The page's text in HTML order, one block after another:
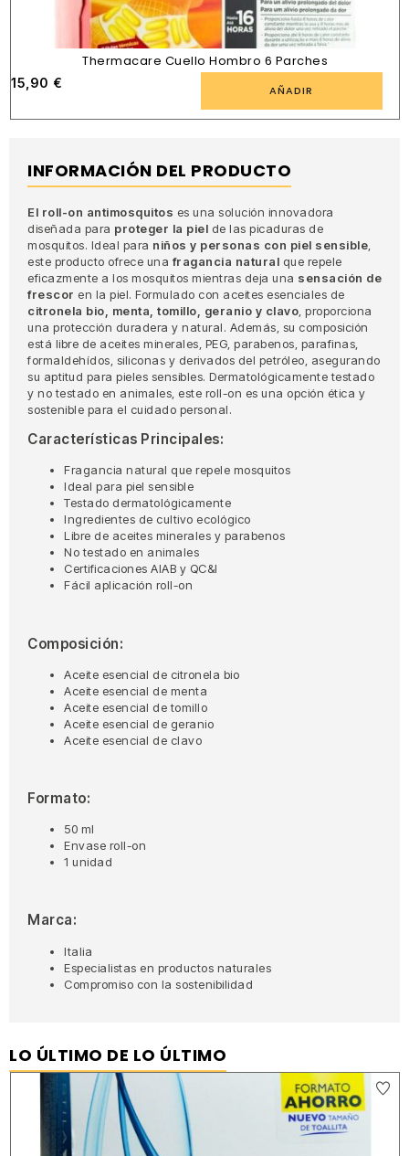
Thermacare Cuello Hombro 6 Parches
15,90 € AÑADIR
INFORMACIÓN DEL PRODUCTO
El roll-on antimosquitos es una solución innovadora
diseñada para proteger la piel de las picaduras de
mosquitos. Ideal para niños y personas con piel sensible
este producto ofrece una fragancia natural que repele
eficazmente a los mosquitos mientras deja una sensación de
frescor en la piel. Formulado con aceites esenciales de
citronela bio, menta, tomillo, geranio y clavo , proporciona
una protección duradera y natural. Además, su composición
está libre de aceites minerales, PEG, parabenos, parafinas,
formaldehídos, siliconas y derivados del petróleo, asegurando
su aptitud para pieles sensibles. Dermatológicamente testado
y no testado en animales, este roll-on es una opción ética y
sostenible para el cuidado personal.
Características Principales:
Fragancia natural que repele mosquitos
Ideal para piel sensible
Testado dermatológicamente
Ingredientes de cultivo ecológico
Libre de aceites minerales y parabenos
No testado en animales
Certificaciones AIAB y QC&I
Fácil aplicación roll-on
Composición:
Aceite esencial de citronela bio
Aceite esencial de menta
Aceite esencial de tomillo
Aceite esencial de geranio
Aceite esencial de clavo
Formato:
50 ml
Envase roll-on
1 unidad
Marca:
Italia
Especialistas en productos naturales
Compromiso con la sostenibilidad
LO ÚLTIMO DE LO ÚLTIMO